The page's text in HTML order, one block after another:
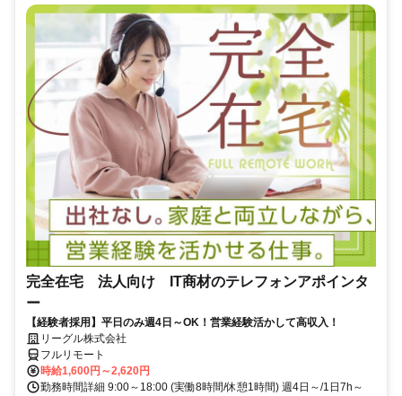
完全在宅 法人向け IT商材のテレフォンアポインタ
ー
【経験者採用】平日のみ週4日～OK！営業経験活かして高収入！
リーグル株式会社
フルリモート
時給1,600円～2,620円
勤務時間詳細 9:00～18:00 (実働8時間/休憩1時間) 週4日～/1日7h～